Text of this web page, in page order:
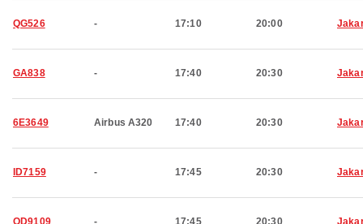
QG526 - 17:10 20:00
GA838 - 17:40 20:30
6E3649 Airbus A320 17:40 20:30
ID7159 - 17:45 20:30
OD9109 - 17:45 20:30